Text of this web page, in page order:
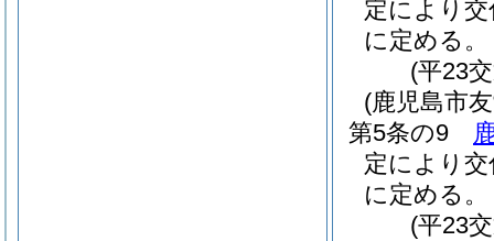
定により
に定める。
(平23
(鹿児島市
第5条の9
定により
に定める。
(平23